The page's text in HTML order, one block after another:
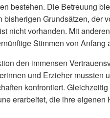
bestehen. Die Betreuung
Grundsätzen, der
nicht vorhanden. Mit
Stimmen von Anfang
den immensen
und Erzieher mussten
konfrontiert.
erarbeitet, die ihre eigenen